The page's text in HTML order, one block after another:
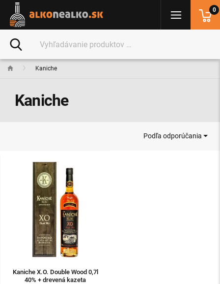
Kaniche
Kaniche
Podľa odporúčania
Kaniche X.O. Double Wood 0,7l
40% + drevená kazeta
0